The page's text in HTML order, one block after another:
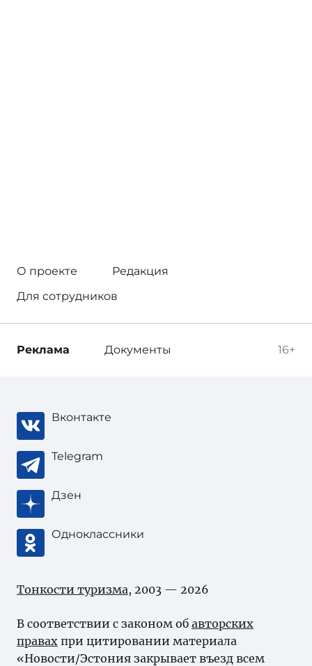
О проекте
Редакция
Для сотрудников
16+
Реклама Документы
Вконтакте
Telegram
Дзен
Одноклассники
Тонкости туризма, 2003 — 2026
В соответствии с законом об авторских
правах при цитировании материала
«Новости/Эстония закрывает въезд всем